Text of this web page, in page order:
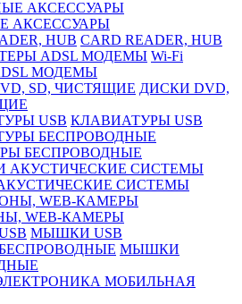
АКСЕССУАРЫ
CARD READER, HUB
Wi-Fi
МОДЕМЫ
ДИСКИ DVD,
КЛАВИАТУРЫ USB
БЕСПРОВОДНЫЕ
СИСТЕМЫ
WEB-КАМЕРЫ
МЫШКИ USB
МЫШКИ
МОБИЛЬНАЯ